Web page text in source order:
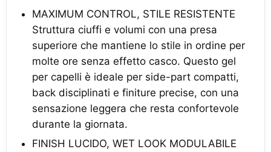
MAXIMUM CONTROL, STILE RESISTENTE
Struttura ciuffi e volumi con una presa
superiore che mantiene lo stile in ordine per
molte ore senza effetto casco. Questo gel
per capelli è ideale per side-part compatti,
back disciplinati e finiture precise, con una
sensazione leggera che resta confortevole
durante la giornata.
FINISH LUCIDO, WET LOOK MODULABILE